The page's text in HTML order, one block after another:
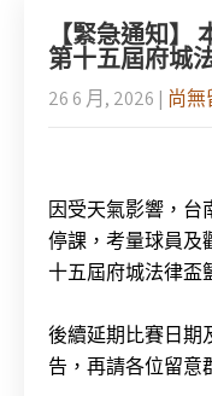
【緊急通知】
第十五屆府城
26 6 月, 2026 | 尚無
因受天氣影響，台
停課，考量球員及
十五屆府城法律盃
後續延期比賽日期
告，再請各位留意